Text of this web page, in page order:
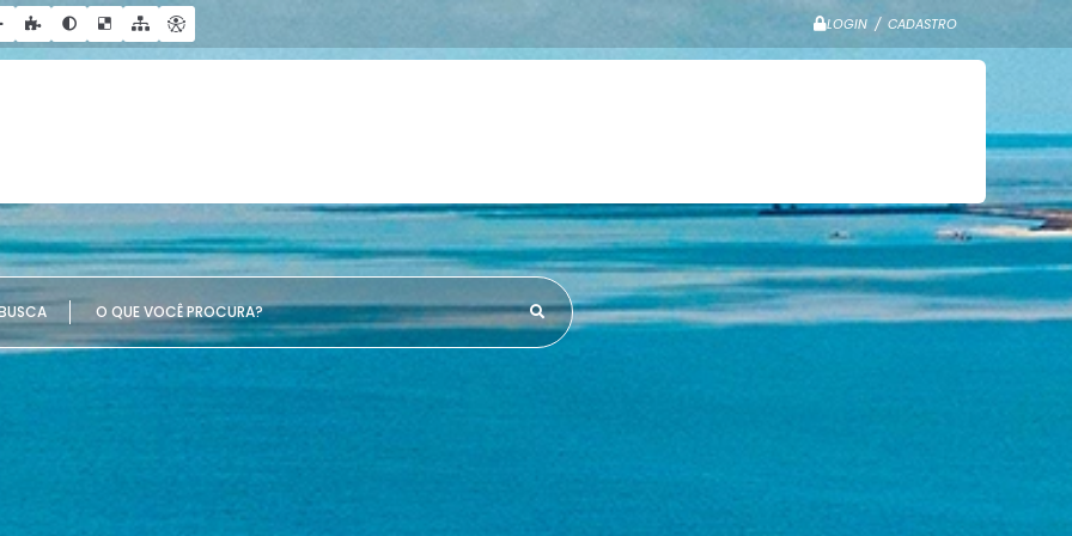
LOGIN / CADASTRO
VOCÊ PROCURA?